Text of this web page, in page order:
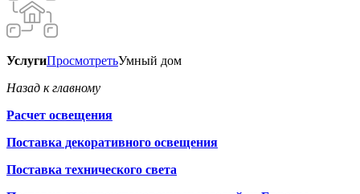
УслугиПросмотретьУмный дом
Назад к главному
Расчет освещения
Поставка декоративного освещения
Поставка технического света